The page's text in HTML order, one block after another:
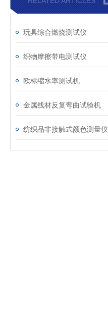
玩具综合燃烧测试仪
织物摩擦带电测试仪
欧标缩水率测试机
金属线材反复弯曲试验机
纺织品非接触式颜色测量仪